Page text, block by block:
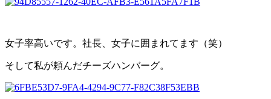
女子率高いです。社長、女子に囲まれてます（笑）
そして私が頼んだチーズハンバーグ。